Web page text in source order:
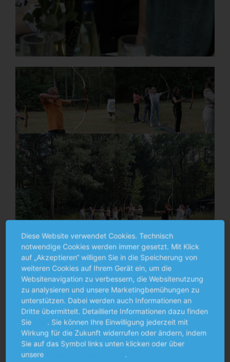
Diese Website verwendet Cookies. Technisch
notwendige Cookies werden immer gesetzt. Mit Klick
auf „Akzeptieren“ willigen Sie in die Speicherung von
weiteren Cookies auf Ihrem Gerät ein, um die
Websitenavigation zu verbessern, die Websitenutzung
zu analysieren und unsere Marketingbemühungen zu
unterstützen. Dabei werden auch Informationen an
Dritte übermittelt. Detaillierte Informationen dazu finden
Sie
. Sie können Ihre Einwilligung jederzeit mit
Wirkung für die Zukunft widerrufen oder ändern, indem
Sie auf das Symbol links unten klicken oder über
unsere
.